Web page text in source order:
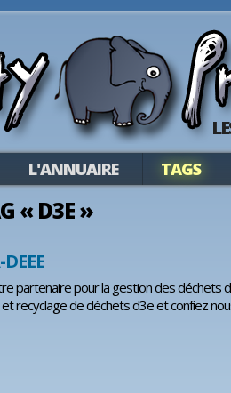
L'ANNUAIRE TAGS
« D3E »
partenaire pour la gestion des
recyclage de déchets d3e et confiez